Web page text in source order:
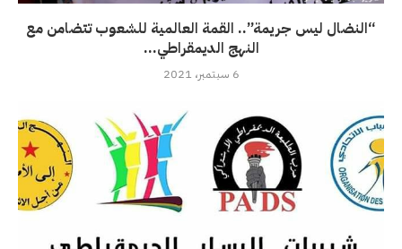
“النضال ليس جريمة”.. القمة العالمية للشعوب تتضامن مع
النهج الديمقراطي...
6 سبتمبر، 2021